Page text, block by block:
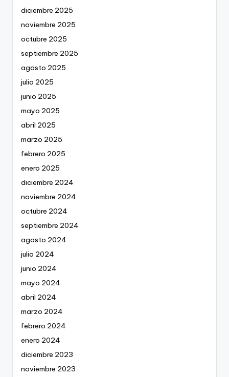
diciembre 2025
noviembre 2025
octubre 2025
septiembre 2025
agosto 2025
julio 2025
junio 2025
mayo 2025
abril 2025
marzo 2025
febrero 2025
enero 2025
diciembre 2024
noviembre 2024
octubre 2024
septiembre 2024
agosto 2024
julio 2024
junio 2024
mayo 2024
abril 2024
marzo 2024
febrero 2024
enero 2024
diciembre 2023
noviembre 2023